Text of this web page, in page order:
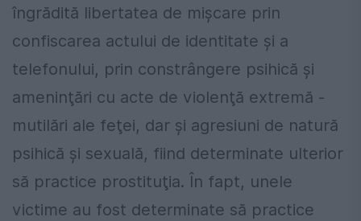
îngrădită libertatea de mişcare prin
confiscarea actului de identitate şi a
telefonului, prin constrângere psihică şi
ameninţări cu acte de violenţă extremă -
mutilări ale feţei, dar şi agresiuni de natură
psihică şi sexuală, fiind determinate ulterior
să practice prostituţia. În fapt, unele
victime au fost determinate să practice